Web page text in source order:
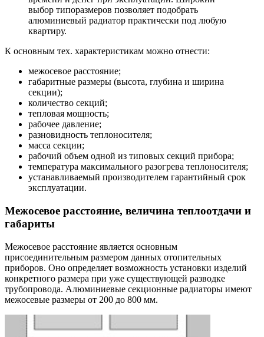
выбор типоразмеров позволяет подобрать
алюминиевый радиатор практически под любую
квартиру.
К основным тех. характеристикам можно отнести:
межосевое расстояние;
габаритные размеры (высота, глубина и ширина
секции);
количество секций;
тепловая мощность;
рабочее давление;
разновидность теплоносителя;
масса секции;
рабочий объем одной из типовых секций прибора;
температура максимального разогрева теплоносителя;
устанавливаемый производителем гарантийный срок
эксплуатации.
Межосевое расстояние, величина теплоотдачи и
габариты
Межосевое расстояние является основным
присоединительным размером данных отопительных
приборов. Оно определяет возможность установки изделий
конкретного размера при уже существующей разводке
трубопровода. Алюминиевые секционные радиаторы имеют
межосевые размеры от 200 до 800 мм.